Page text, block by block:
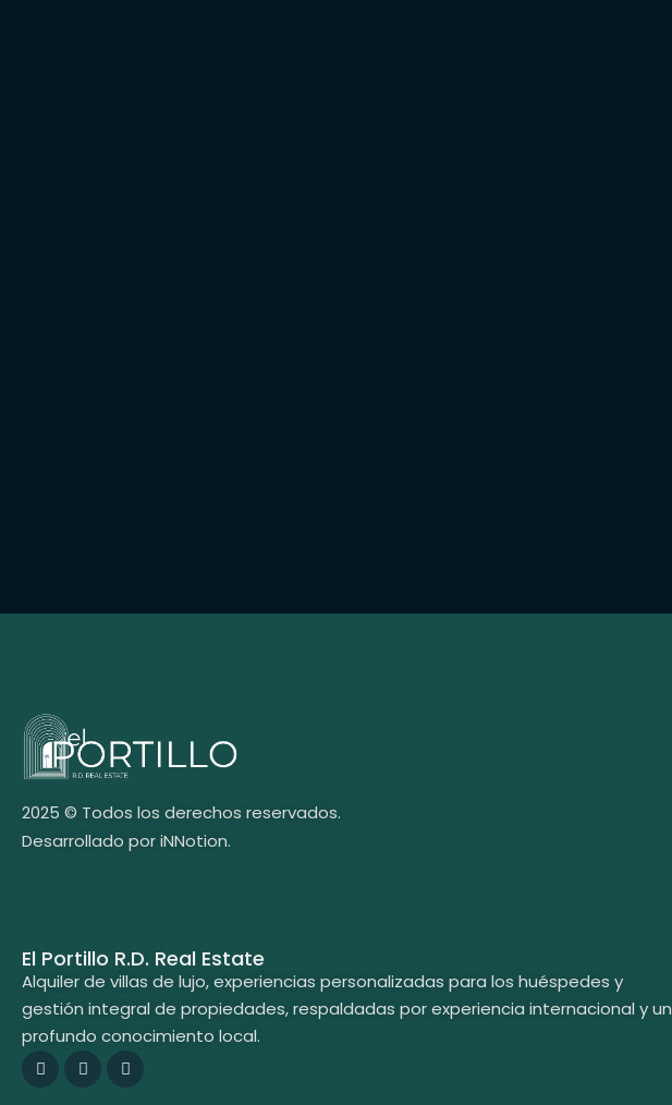
2025 © Todos los derechos reservados.
Desarrollado por iNNotion.
El Portillo R.D. Real Estate
Alquiler de villas de lujo, experiencias personalizadas para los huéspedes y
gestión integral de propiedades, respaldadas por experiencia internacional y un
profundo conocimiento local.